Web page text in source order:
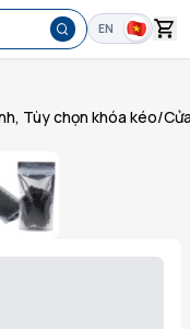
EN
Tùy chọn khóa kéo/